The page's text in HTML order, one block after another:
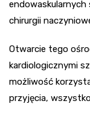
endowaskularnych
chirurgii
Otwarcie tego
kardiologicznymi
możliwość
przyjęcia,